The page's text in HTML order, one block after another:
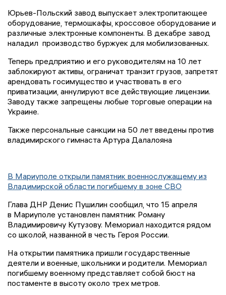
Юрьев-Польский завод выпускает электропитающее
оборудование, термошкафы, кроссовое оборудование и
различные электронные компоненты. В декабре завод
наладил производство буржуек для мобилизованных.
Теперь предприятию и его руководителям на 10 лет
заблокируют активы, ограничат транзит грузов, запретят
арендовать госимущество и участвовать в его
приватизации, аннулируют все действующие лицензии.
Заводу также запрещены любые торговые операции на
Украине.
Также персональные санкции на 50 лет введены против
владимирского гимнаста Артура Далалояна
В Мариуполе открыли памятник военнослужащему из
Владимирской области погибшему в зоне СВО
Глава ДНР Денис Пушилин сообщил, что 15 апреля
в Мариуполе установлен памятник Роману
Владимировичу Кутузову. Мемориал находится рядом
со школой, названной в честь Героя России.
На открытии памятника пришли государственные
деятели и военные, школьники и родители. Мемориал
погибшему военному представляет собой бюст на
постаменте в высоту около трех метров.